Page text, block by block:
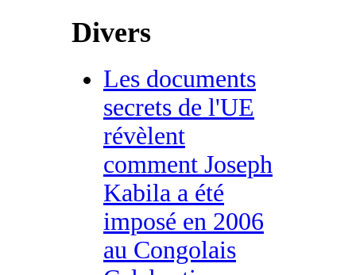
Divers
Les documents
secrets de l'UE
révèlent
comment Joseph
Kabila a été
imposé en 2006
au Congolais